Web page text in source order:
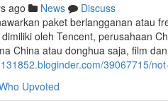
ago News
Discuss
paket berlangganan atau
oleh Tencent, perusahaan
China atau donghua saja, film
39067715/
Upvoted